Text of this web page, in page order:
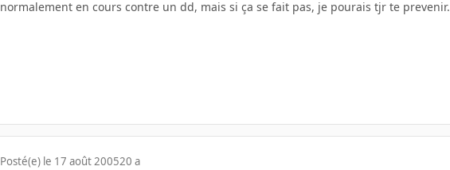
normalement en cours contre un dd, mais si ça se fait pas, je pourais tjr te prevenir.
Posté(e) le 17 août 200520 a